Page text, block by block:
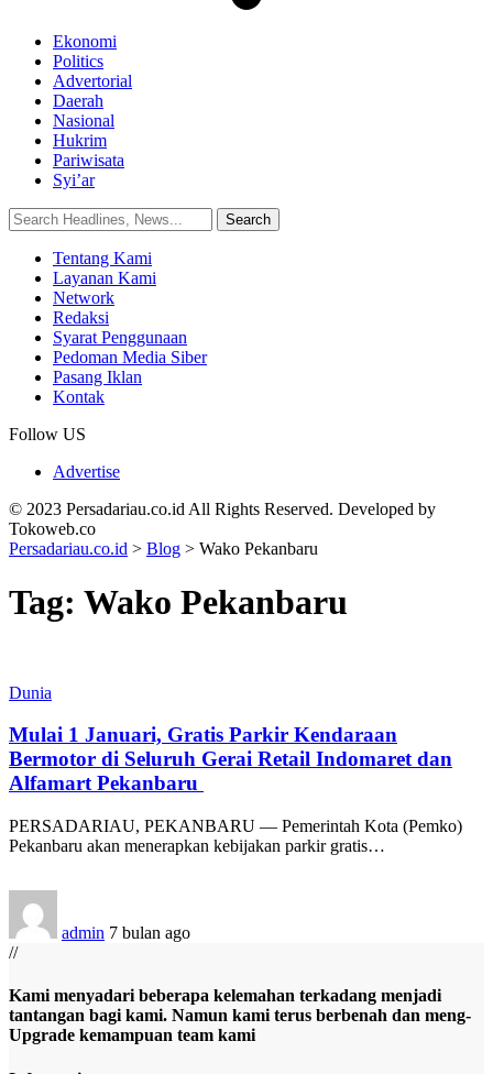
Ekonomi
Politics
Advertorial
Daerah
Nasional
Hukrim
Pariwisata
Syi’ar
Tentang Kami
Layanan Kami
Network
Redaksi
Syarat Penggunaan
Pedoman Media Siber
Pasang Iklan
Kontak
Follow US
Advertise
© 2023 Persadariau.co.id All Rights Reserved. Developed by
Tokoweb.co
Persadariau.co.id > Blog > Wako Pekanbaru
Tag: Wako Pekanbaru
Dunia
Mulai 1 Januari, Gratis Parkir Kendaraan
Bermotor di Seluruh Gerai Retail Indomaret dan
Alfamart Pekanbaru
PERSADARIAU, PEKANBARU — Pemerintah Kota (Pemko)
Pekanbaru akan menerapkan kebijakan parkir gratis…
admin 7 bulan ago
//
Kami menyadari beberapa kelemahan terkadang menjadi
tantangan bagi kami. Namun kami terus berbenah dan meng-
Upgrade kemampuan team kami